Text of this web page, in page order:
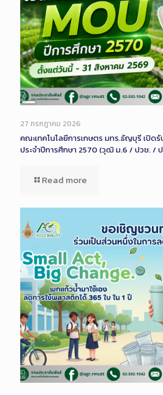
Long
Description
27 กรกฎาคม 2026
คณะเทคโนโลยีการเกษตร มทร.ธัญบุรี เปิด
ประจำปีการศึกษา 2570 (วุฒิ ม.6 / ปวช. /
Read more